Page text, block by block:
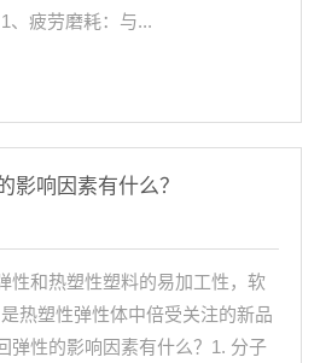
、疲劳磨耗：与...
影响因素有什么？
性和热塑性塑料的易加工性，软
热塑性弹性体中倍受关注的新品
弹性的影响因素有什么？1. 分子